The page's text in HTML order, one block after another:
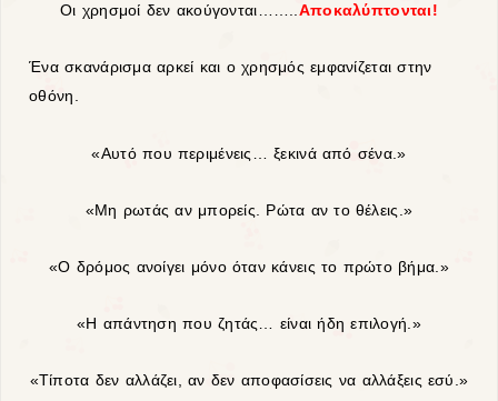
Οι χρησμοί δεν ακούγονται……..Αποκαλύπτονται!
Ένα σκανάρισμα αρκεί και ο χρησμός εμφανίζεται στην
οθόνη.
«Αυτό που περιμένεις… ξεκινά από σένα.»
«Μη ρωτάς αν μπορείς. Ρώτα αν το θέλεις.»
«Ο δρόμος ανοίγει μόνο όταν κάνεις το πρώτο βήμα.»
«Η απάντηση που ζητάς… είναι ήδη επιλογή.»
«Τίποτα δεν αλλάζει, αν δεν αποφασίσεις να αλλάξεις εσύ.»